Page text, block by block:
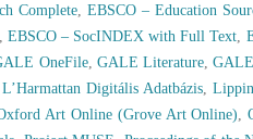
Complete,EBSCO – Education
,EBSCO – SocINDEX with Full Text,
OneFile, GALE Literature,GALE
L’Harmattan Digitális Adatbázis,
Art Online (Grove Art Online),